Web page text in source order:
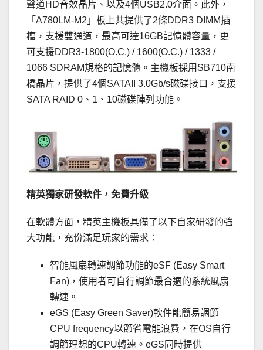
聲道HD音效晶片、以及4個USB2.0介面。此外，
「A780LM-M2」板上共提供了2條DDR3 DIMM插
槽，支援雙通道，最高可達16GB記憶體容量，更
可支援DDR3-1800(O.C.) / 1600(O.C.) / 1333 /
1066 SDRAM規格的記憶體。主機板採用SB710南
橋晶片，提供了4個SATAII 3.0Gb/s磁碟接口，支援
SATA RAID 0、1、10磁碟陣列功能。
精英獨家研發軟件，免費升級
在軟體方面，精英主機板具備了以下自家研發的強
大功能，充份滿足玩家的需求：
智能風扇轉速調節功能的eSF (Easy Smart
Fan)，使用者可自行調節最合適的系統風扇
轉速。
eGS (Easy Green Saver)軟件能簡易調節
CPU frequency以節省電能浪費，在OS自行
調節理想的CPU轉速。eGS同時提供